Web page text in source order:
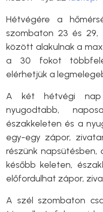
Hétvégére a
szombaton 23 és 29,
között alakulnak a
a 30 fokot többfelé
elérhetjük a
A két hétvégi
nyugodtabb,
északkeleten és a
egy-egy zápor,
részünk napsütésben,
később keleten,
előfordulhat zápor,
A szél szombaton